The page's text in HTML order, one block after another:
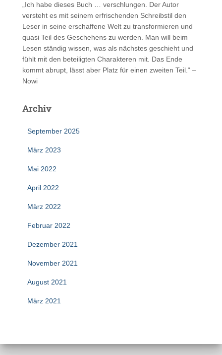
a
c
h
:
„Ich habe dieses Buch … verschlungen. Der Autor
versteht es mit seinem erfrischenden Schreibstil den
Leser in seine erschaffene Welt zu transformieren und
quasi Teil des Geschehens zu werden. Man will beim
Lesen ständig wissen, was als nächstes geschieht und
fühlt mit den beteiligten Charakteren mit. Das Ende
kommt abrupt, lässt aber Platz für einen zweiten Teil.“ –
Nowi
Archiv
September 2025
März 2023
Mai 2022
April 2022
März 2022
Februar 2022
Dezember 2021
November 2021
August 2021
März 2021